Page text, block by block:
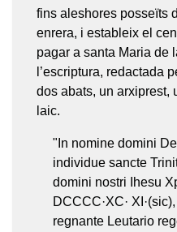
fins aleshores posseïts
enrera, i estableix el
pagar a santa Maria de
l’escriptura, redactada
dos abats, un arxiprest,
laic.
"In nomine domini
individue sancte
domini nostri Ihesu
DCCCC·XC·
regnante Leutario